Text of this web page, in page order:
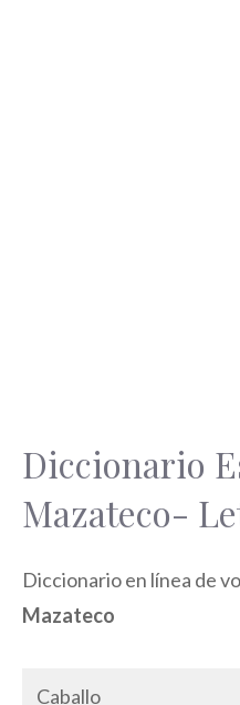
Diccionario
Mazateco-
Diccionario en línea de
Mazateco
Caballo